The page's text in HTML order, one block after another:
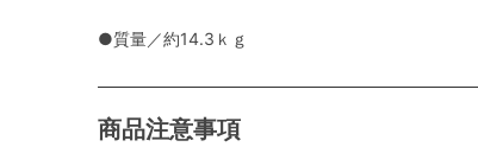
●質量／約14.3ｋｇ
商品注意事項